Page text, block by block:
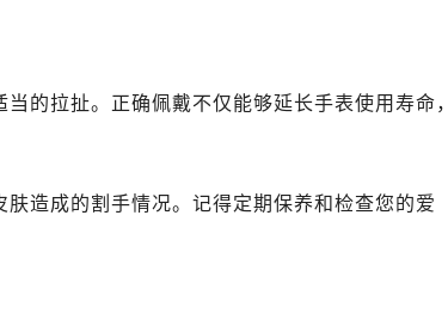
写字楼20层01室（需提前预约）
（需提前预约）
（需提前预约）
心（需提前预约）
的拉扯。正确佩戴不仅能够延长手表使用寿命，
造成的割手情况。记得定期保养和检查您的爱